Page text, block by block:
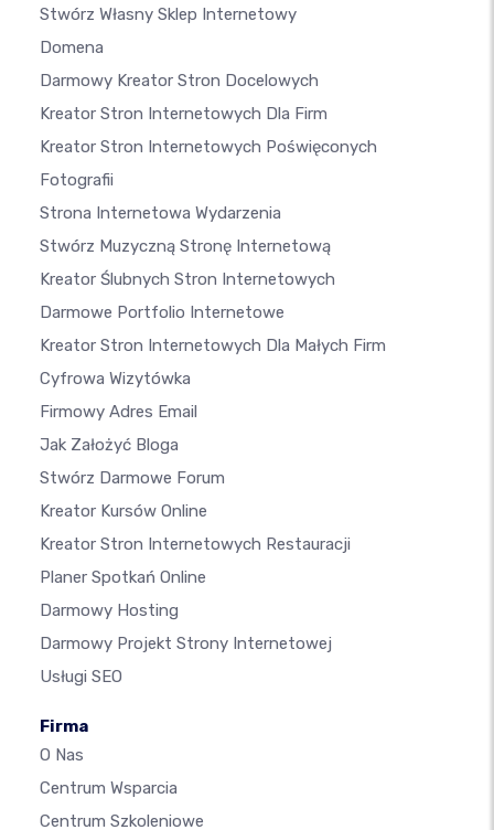
Stwórz Własny Sklep Internetowy
Domena
Darmowy Kreator Stron Docelowych
Kreator Stron Internetowych Dla Firm
Kreator Stron Internetowych Poświęconych
Fotografii
Strona Internetowa Wydarzenia
Stwórz Muzyczną Stronę Internetową
Kreator Ślubnych Stron Internetowych
Darmowe Portfolio Internetowe
Kreator Stron Internetowych Dla Małych Firm
Cyfrowa Wizytówka
Firmowy Adres Email
Jak Założyć Bloga
Stwórz Darmowe Forum
Kreator Kursów Online
Kreator Stron Internetowych Restauracji
Planer Spotkań Online
Darmowy Hosting
Darmowy Projekt Strony Internetowej
Usługi SEO
Firma
O Nas
Centrum Wsparcia
Centrum Szkoleniowe